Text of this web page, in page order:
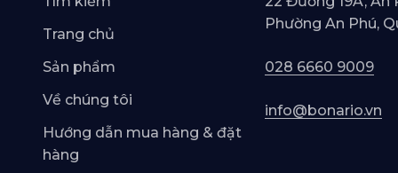
Trang chủ
Sản phẩm
Về chúng tôi
Hướng dẫn mua hàng & đặt
hàng
Phường An Phú,
028 6660 9009
info@bonario.vn